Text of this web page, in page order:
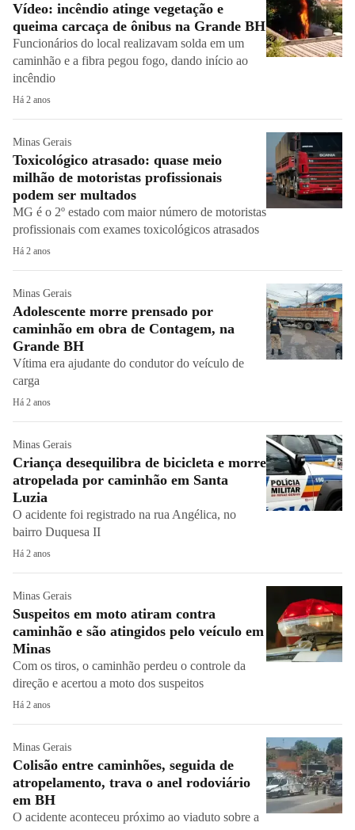
Vídeo: incêndio atinge vegetação e
queima carcaça de ônibus na Grande BH
Funcionários do local realizavam solda em um
caminhão e a fibra pegou fogo, dando início ao
incêndio
Há 2 anos
Minas Gerais
Toxicológico atrasado: quase meio
milhão de motoristas profissionais
podem ser multados
MG é o 2º estado com maior número de motoristas
profissionais com exames toxicológicos atrasados
Há 2 anos
Minas Gerais
Adolescente morre prensado por
caminhão em obra de Contagem, na
Grande BH
Vítima era ajudante do condutor do veículo de
carga
Há 2 anos
Minas Gerais
Criança desequilibra de bicicleta e morre
atropelada por caminhão em Santa
Luzia
O acidente foi registrado na rua Angélica, no
bairro Duquesa II
Há 2 anos
Minas Gerais
Suspeitos em moto atiram contra
caminhão e são atingidos pelo veículo em
Minas
Com os tiros, o caminhão perdeu o controle da
direção e acertou a moto dos suspeitos
Há 2 anos
Minas Gerais
Colisão entre caminhões, seguida de
atropelamento, trava o anel rodoviário
em BH
O acidente aconteceu próximo ao viaduto sobre a